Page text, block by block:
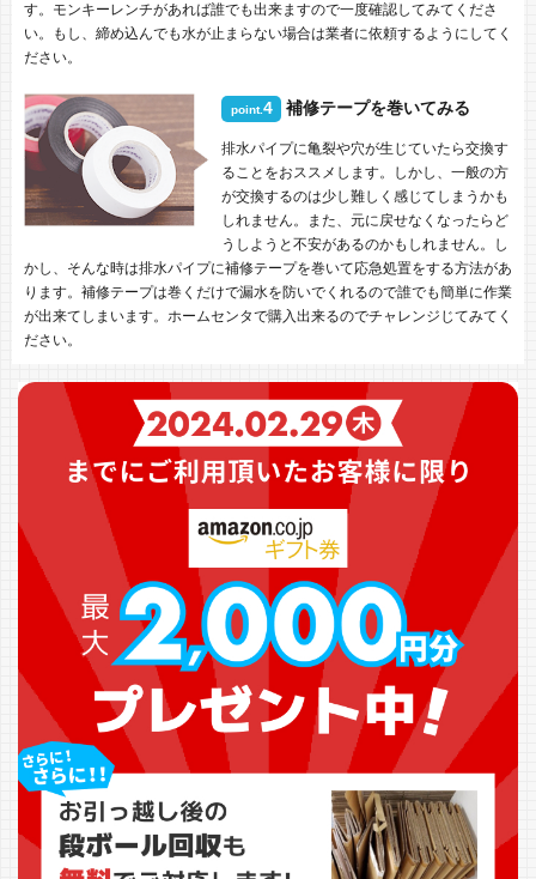
す。モンキーレンチがあれば誰でも出来ますので一度確認してみてくださ
い。もし、締め込んでも水が止まらない場合は業者に依頼するようにしてく
ださい。
point.4 補修テープを巻いてみる
排水パイプに亀裂や穴が生じていたら交換す
ることをおススメします。しかし、一般の方
が交換するのは少し難しく感じてしまうかも
しれません。また、元に戻せなくなったらど
うしようと不安があるのかもしれません。し
かし、そんな時は排水パイプに補修テープを巻いて応急処置をする方法があ
ります。補修テープは巻くだけで漏水を防いでくれるので誰でも簡単に作業
が出来てしまいます。ホームセンタで購入出来るのでチャレンジじてみてく
ださい。